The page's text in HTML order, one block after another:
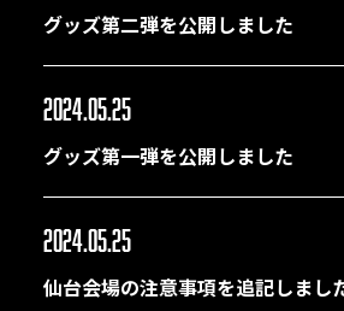
グッズ第二弾を公開しました
2024.05.25
グッズ第一弾を公開しました
2024.05.25
仙台会場の注意事項を追記しまし